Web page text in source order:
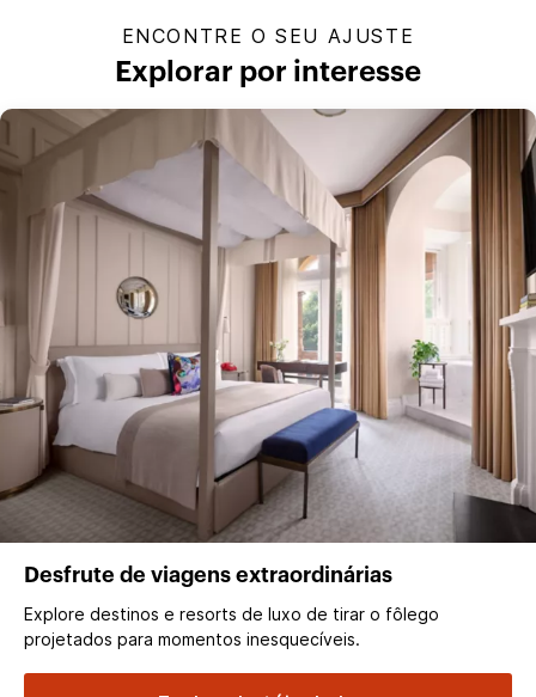
ENCONTRE O SEU AJUSTE
Explorar por interesse
Desfrute de viagens extraordinárias
Explore destinos e resorts de luxo de tirar o fôlego
projetados para momentos inesquecíveis.